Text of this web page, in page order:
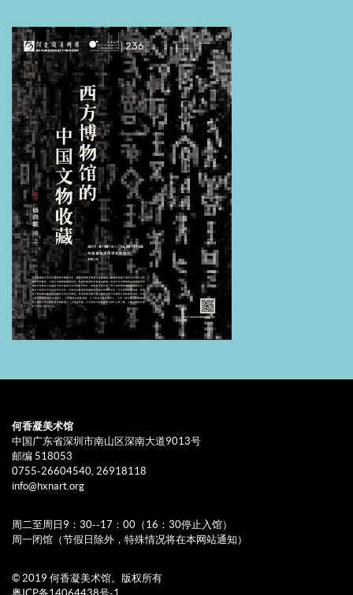
何香凝美术馆
中国广东省深圳市南山区深南大道9013号
邮编 518053
0755-26604540, 26918118
info@hxnart.org
周二至周日9：30--17：00（16：30停止入馆）
周一闭馆（节假日除外，特殊情况将在本网站通知）
© 2019 何香凝美术馆。版权所有